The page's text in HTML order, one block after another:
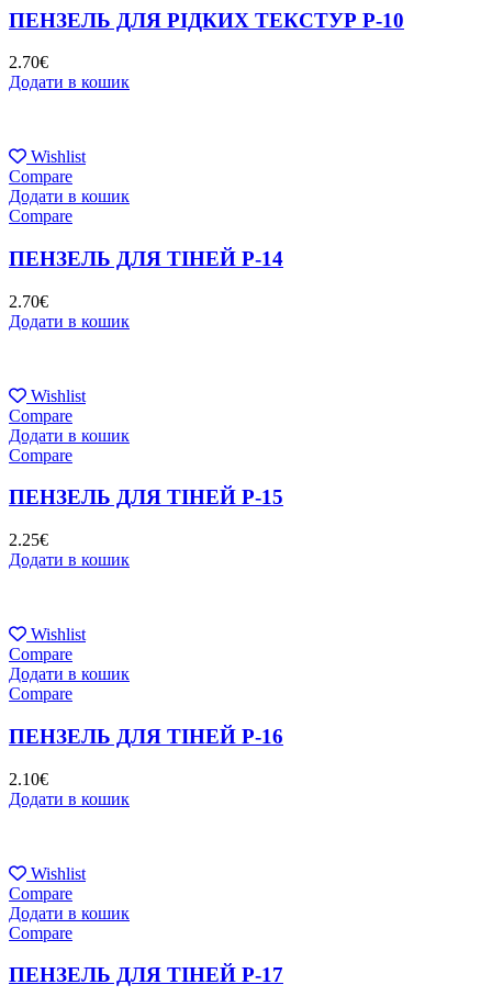
ПЕНЗЕЛЬ ДЛЯ РІДКИХ ТЕКСТУР P-10
2.70€
Додати в кошик
Wishlist
Compare
Додати в кошик
Compare
ПЕНЗЕЛЬ ДЛЯ ТІНЕЙ P-14
2.70€
Додати в кошик
Wishlist
Compare
Додати в кошик
Compare
ПЕНЗЕЛЬ ДЛЯ ТІНЕЙ P-15
2.25€
Додати в кошик
Wishlist
Compare
Додати в кошик
Compare
ПЕНЗЕЛЬ ДЛЯ ТІНЕЙ P-16
2.10€
Додати в кошик
Wishlist
Compare
Додати в кошик
Compare
ПЕНЗЕЛЬ ДЛЯ ТІНЕЙ P-17